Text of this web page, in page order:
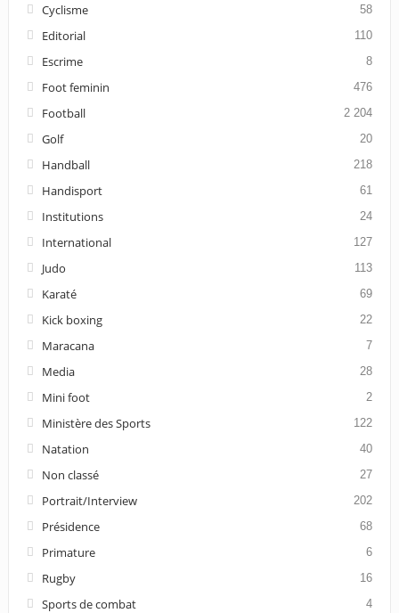
Cyclisme 58
Editorial 110
Escrime 8
Foot feminin 476
Football 2 204
Golf 20
Handball 218
Handisport 61
Institutions 24
International 127
Judo 113
Karaté 69
Kick boxing 22
Maracana 7
Media 28
Mini foot 2
Ministère des Sports 122
Natation 40
Non classé 27
Portrait/Interview 202
Présidence 68
Primature 6
Rugby 16
Sports de combat 4